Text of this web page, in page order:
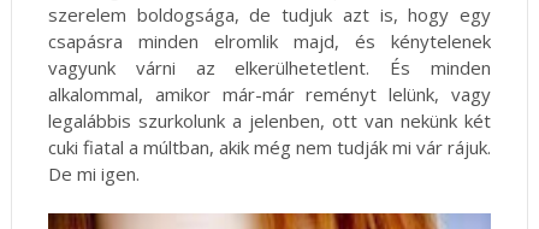
szerelem boldogsága, de tudjuk azt is, hogy egy
csapásra minden elromlik majd, és kénytelenek
vagyunk várni az elkerülhetetlent. És minden
alkalommal, amikor már-már reményt lelünk, vagy
legalábbis szurkolunk a jelenben, ott van nekünk két
cuki fiatal a múltban, akik még nem tudják mi vár rájuk.
De mi igen.